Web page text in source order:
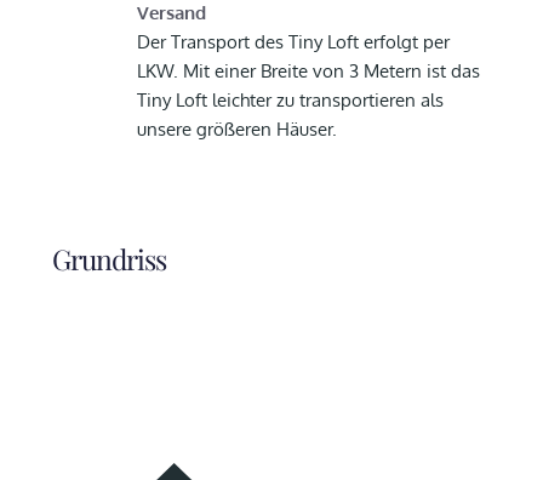
Versand
Der Transport des Tiny Loft erfolgt per
LKW. Mit einer Breite von 3 Metern ist das
Tiny Loft leichter zu transportieren als
unsere größeren Häuser.
Grundriss